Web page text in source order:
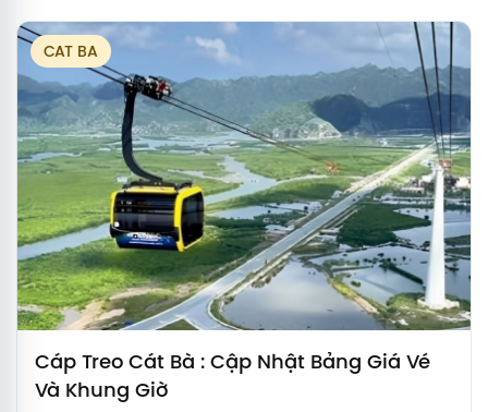
CAT BA
Cáp Treo Cát Bà : Cập Nhật Bảng Giá Vé
Và Khung Giờ